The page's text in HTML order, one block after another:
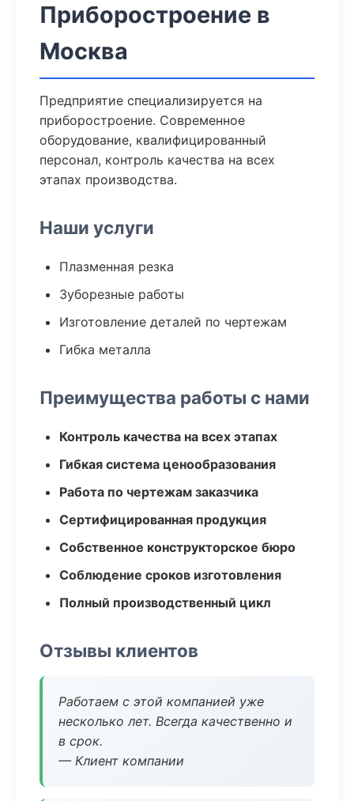
Приборостроение в
Москва
Предприятие специализируется на
приборостроение. Современное
оборудование, квалифицированный
персонал, контроль качества на всех
этапах производства.
Наши услуги
Плазменная резка
Зуборезные работы
Изготовление деталей по чертежам
Гибка металла
Преимущества работы с нами
Контроль качества на всех этапах
Гибкая система ценообразования
Работа по чертежам заказчика
Сертифицированная продукция
Собственное конструкторское бюро
Соблюдение сроков изготовления
Полный производственный цикл
Отзывы клиентов
Работаем с этой компанией уже
несколько лет. Всегда качественно и
в срок.
— Клиент компании